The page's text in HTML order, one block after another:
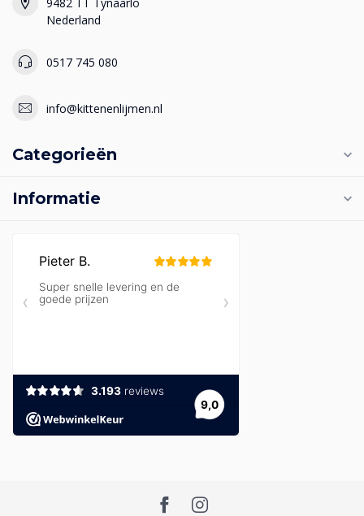
Nederland
0517 745 080
info@kittenenlijmen.nl
Categorieën
Informatie